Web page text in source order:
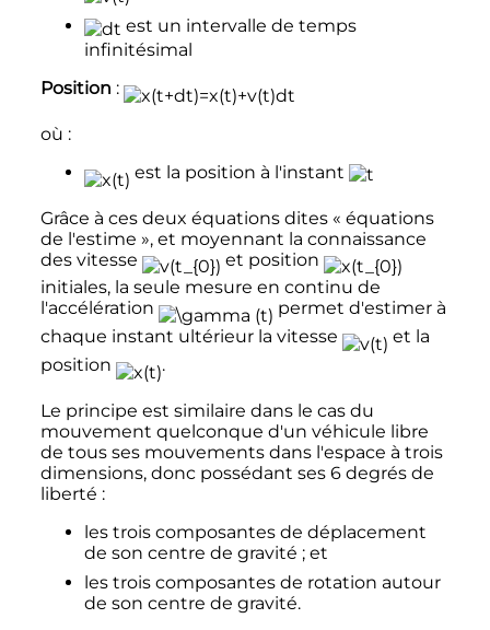
est un intervalle de temps
infinitésimal
Position :
où :
est la position à l'instant
Grâce à ces deux équations dites « équations
de l'estime », et moyennant la connaissance
des vitesse
et position
initiales, la seule mesure en continu de
l'accélération
permet d'estimer à
chaque instant ultérieur la vitesse
et la
position
.
Le principe est similaire dans le cas du
mouvement quelconque d'un véhicule libre
de tous ses mouvements dans l'espace à trois
dimensions, donc possédant ses 6 degrés de
liberté :
les trois composantes de déplacement
de son centre de gravité ; et
les trois composantes de rotation autour
de son centre de gravité.